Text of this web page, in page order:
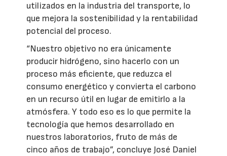
utilizados en la industria del transporte, lo
que mejora la sostenibilidad y la rentabilidad
potencial del proceso.
“Nuestro objetivo no era únicamente
producir hidrógeno, sino hacerlo con un
proceso más eficiente, que reduzca el
consumo energético y convierta el carbono
en un recurso útil en lugar de emitirlo a la
atmósfera. Y todo eso es lo que permite la
tecnología que hemos desarrollado en
nuestros laboratorios, fruto de más de
cinco años de trabajo”, concluye José Daniel